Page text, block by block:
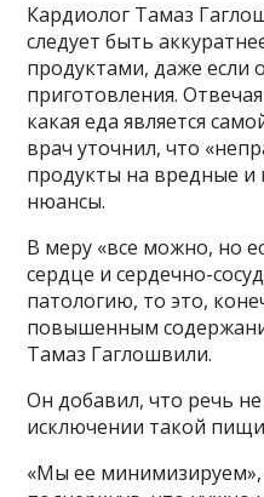
Кардиолог Тамаз
следует быть
продуктами, даже если
приготовления.
какая еда является
врач уточнил, что
продукты на вредные и
нюансы.
В меру «все можно, но
сердце и сердечно-
патологию, то это,
повышенным
Тамаз Гаглошвили.
Он добавил, что речь
исключении такой
«Мы ее